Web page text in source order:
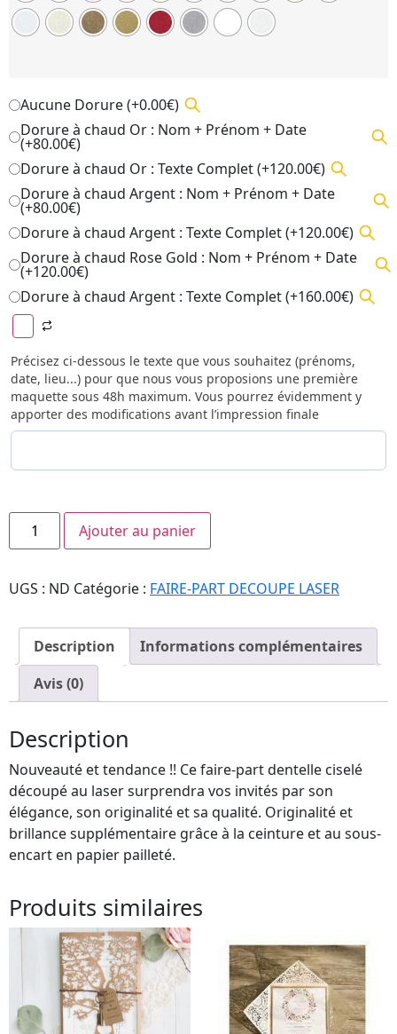
Aucune Dorure (+0.00€)
Dorure à chaud Or : Nom + Prénom + Date
(+80.00€)
Dorure à chaud Or : Texte Complet (+120.00€)
Dorure à chaud Argent : Nom + Prénom + Date
(+80.00€)
Dorure à chaud Argent : Texte Complet (+120.00€)
Dorure à chaud Rose Gold : Nom + Prénom + Date
(+120.00€)
Dorure à chaud Argent : Texte Complet (+160.00€)
Précisez ci-dessous le texte que vous souhaitez (prénoms,
date, lieu...) pour que nous vous proposions une première
maquette sous 48h maximum. Vous pourrez évidemment y
apporter des modifications avant l’impression finale
Ajouter au panier
UGS : ND Catégorie : FAIRE-PART DECOUPE LASER
Description
Informations complémentaires
Avis (0)
Description
Nouveauté et tendance !! Ce faire-part dentelle ciselé
découpé au laser surprendra vos invités par son
élégance, son originalité et sa qualité. Originalité et
brillance supplémentaire grâce à la ceinture et au sous-
encart en papier pailleté.
Produits similaires